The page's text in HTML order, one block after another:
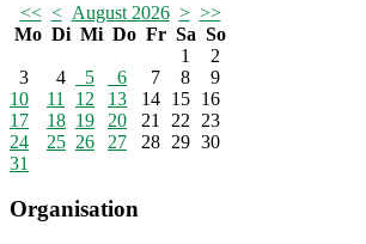
<< < August 2026 > >>
Mo Di Mi Do Fr Sa So
1
2
3
4 5 6 7 8
9
10
11 12 13 14 15 16
17
18 19 20 21 22
23
24
25 26 27 28 29 30
31
Organisation